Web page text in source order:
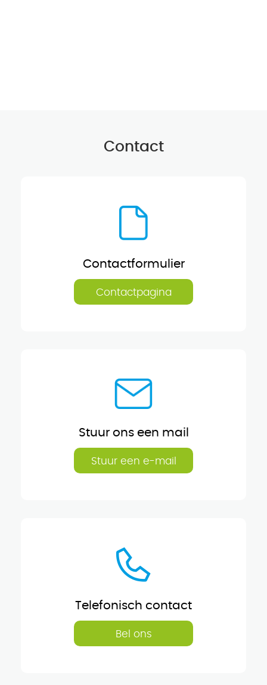
Contact
Contactformulier
Contactpagina
Stuur ons een mail
Stuur een e-mail
Telefonisch contact
Bel ons